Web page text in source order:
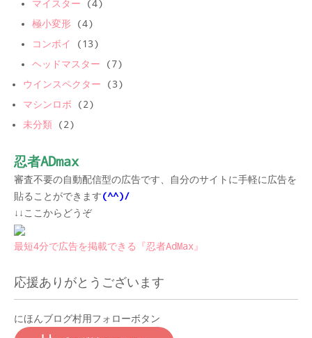
マイスター (4)
極小変形 (4)
コンボイ
(13)
ヘッドマスター (7)
ウインスペクター (3)
マシンロボ (2)
未分類 (2)
忍者ADmax
審査不要の自動配信型の広告です、自分のサイトに手軽に広告を
貼ることができます(^^)/
↓↓ここからどうぞ
最短4分で広告を掲載できる『忍者AdMax』
応援ありがとうございます
にほんブログ村用フォローボタン